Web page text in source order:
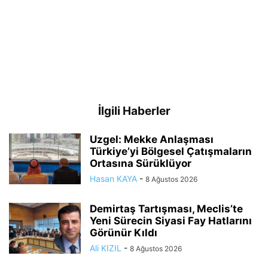
İlgili Haberler
Uzgel: Mekke Anlaşması
Türkiye’yi Bölgesel Çatışmaların
Ortasına Sürüklüyor
Hasan KAYA - 8 Ağustos 2026
Demirtaş Tartışması, Meclis’te
Yeni Sürecin Siyasi Fay Hatlarını
Görünür Kıldı
Ali KIZIL - 8 Ağustos 2026